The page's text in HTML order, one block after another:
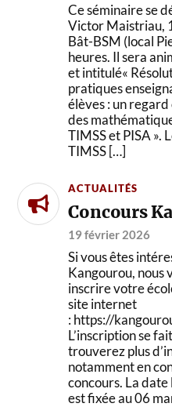
Ce séminaire se
Victor Maistriau,
Bât-BSM (local
heures. Il sera
et intitulé«
pratiques
élèves : un regard
des
TIMSS et PISA ».
TIMSS […]
ACTUALITÉS
Concours
19 février 2026
Si vous êtes
Kangourou, nous
inscrire votre
site internet
: https://
L’inscription se
trouverez plus
notamment en
concours. La
est fixée au 06